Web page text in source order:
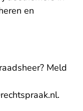
en
Meld
- U
.